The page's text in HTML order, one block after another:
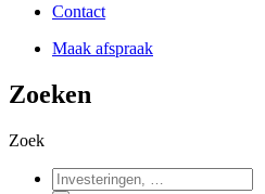
Contact
Maak afspraak
Zoeken
Zoek